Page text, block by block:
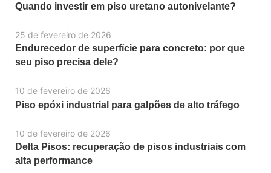
Quando investir em piso uretano autonivelante?
25 de fevereiro de 2026
Endurecedor de superfície para concreto: por que
seu piso precisa dele?
10 de fevereiro de 2026
Piso epóxi industrial para galpões de alto tráfego
10 de fevereiro de 2026
Delta Pisos: recuperação de pisos industriais com
alta performance